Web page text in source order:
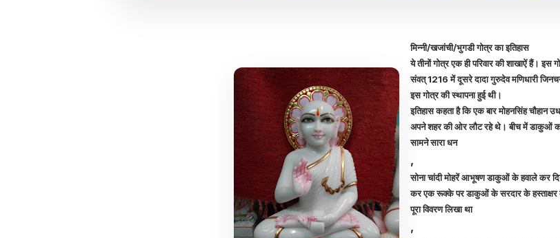
मिन्नी/खजांची/भुगडी गोत्र का इतिहास
ये तीनों गोत्र एक ही परिवार की शाखाऐं हैं। इस
संवत् 1216 में दूसरे दादा गुरुदेव मणिधारी
इस गोत्र की स्थापना हुई थी।
इतिहास कहता है कि एक बार मोहनसिंह
अपने शहर की ओर लौट रहे थे। बीच में डाकुओं
सामने सारा धन
,
सोना चांदी मोहरें आभूषण डाकुओं के हवाले कर
कर एक रूक्के पर डाकुओं के सरदार के
पूरा विवरण लिखा था
,